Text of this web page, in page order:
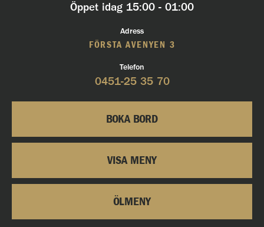
Öppet idag 15:00 - 01:00
Adress
FÖRSTA AVENYEN 3
Telefon
0451-25 35 70
BOKA BORD
VISA MENY
ÖLMENY